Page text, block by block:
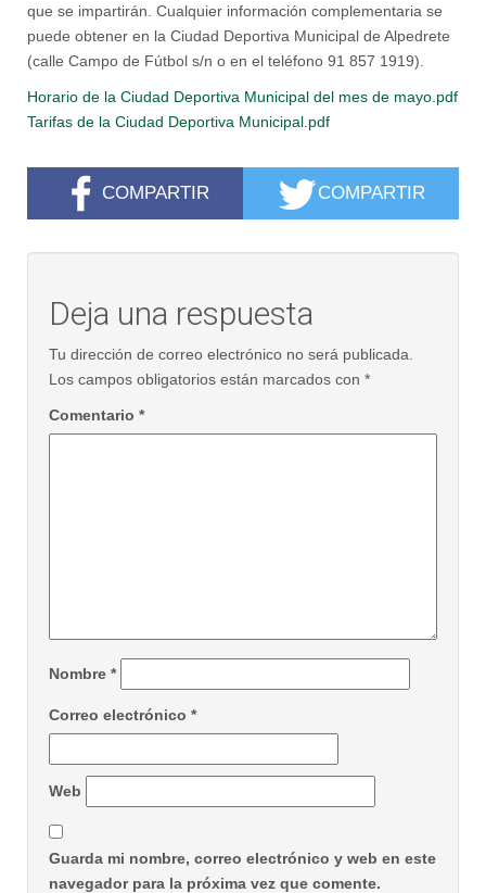
que se impartirán. Cualquier información complementaria se
puede obtener en la Ciudad Deportiva Municipal de Alpedrete
(calle Campo de Fútbol s/n o en el teléfono 91 857 1919).
Horario de la Ciudad Deportiva Municipal del mes de mayo.pdf
Tarifas de la Ciudad Deportiva Municipal.pdf
COMPARTIR COMPARTIR
Deja una respuesta
Tu dirección de correo electrónico no será publicada.
Los campos obligatorios están marcados con *
Comentario *
Nombre *
Correo electrónico *
Web
Guarda mi nombre, correo electrónico y web en este
navegador para la próxima vez que comente.